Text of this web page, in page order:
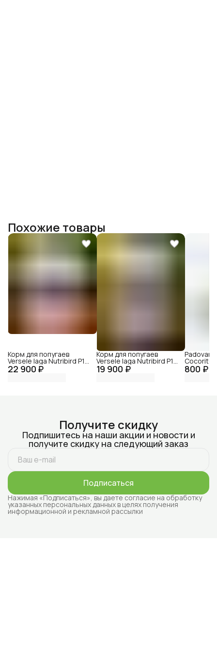
Похожие товары
22 900 ₽
Корм для попугаев
Versele laga Nutribird P15
Tropical, 10 кг 19 900 ₽
Корм для попугаев
Versele laga Nutribird P15
original, 10 кг. 800 ₽
Padovan
Получите скидку
Подпишитесь на наши акции и новости и
получите скидку на следующий заказ
Подписаться
Нажимая «Подписаться», вы даете согласие на обработку
указанных персональных данных в целях получения
информационной и рекламной рассылки